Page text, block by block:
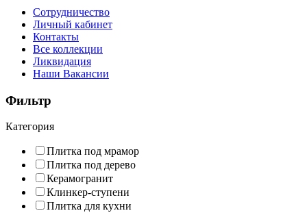
Сотрудничество
Личный кабинет
Контакты
Все коллекции
Ликвидация
Наши Вакансии
Фильтр
Категория
Плитка под мрамор
Плитка под дерево
Керамогранит
Клинкер-ступени
Плитка для кухни